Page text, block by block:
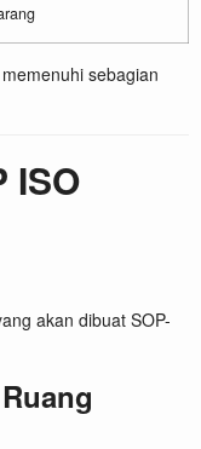
sebagian
ISO
akan dibuat SOP-